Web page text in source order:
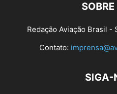
Redação Aviação Brasil -
Contato:
SIGA-